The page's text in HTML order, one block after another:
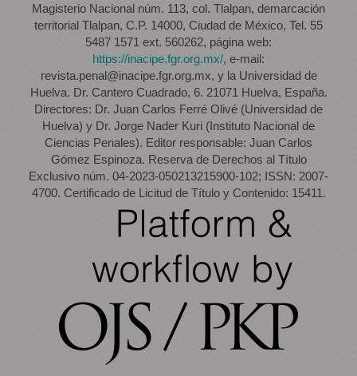
Magisterio Nacional núm. 113, col. Tlalpan, demarcación
territorial Tlalpan, C.P. 14000, Ciudad de México, Tel. 55
5487 1571 ext. 560262, página web:
https://inacipe.fgr.org.mx/, e-mail:
revista.penal@inacipe.fgr.org.mx, y la Universidad de
Huelva. Dr. Cantero Cuadrado, 6. 21071 Huelva, España.
Directores: Dr. Juan Carlos Ferré Olivé (Universidad de
Huelva) y Dr. Jorge Nader Kuri (Instituto Nacional de
Ciencias Penales). Editor responsable: Juan Carlos
Gómez Espinoza. Reserva de Derechos al Título
Exclusivo núm. 04-2023-050213215900-102; ISSN: 2007-
4700. Certificado de Licitud de Título y Contenido: 15411.